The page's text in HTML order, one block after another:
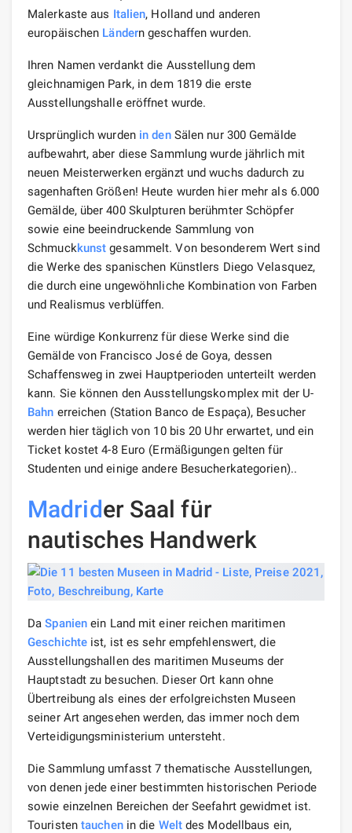
Malerkaste aus Italien, Holland und anderen
europäischen Ländern geschaffen wurden.
Ihren Namen verdankt die Ausstellung dem
gleichnamigen Park, in dem 1819 die erste
Ausstellungshalle eröffnet wurde.
Ursprünglich wurden in denSälen nur 300 Gemälde
aufbewahrt, aber diese Sammlung wurde jährlich mit
neuen Meisterwerken ergänzt und wuchs dadurch zu
sagenhaften Größen! Heute wurden hier mehr als 6.000
Gemälde, über 400 Skulpturen berühmter Schöpfer
sowie eine beeindruckende Sammlung von
Schmuckkunst gesammelt. Von besonderem Wert sind
die Werke des spanischen Künstlers Diego Velasquez,
die durch eine ungewöhnliche Kombination von Farben
und Realismus verblüffen.
Eine würdige Konkurrenz für diese Werke sind die
Gemälde von Francisco José de Goya, dessen
Schaffensweg in zwei Hauptperioden unterteilt werden
kann. Sie können den Ausstellungskomplex mit der U-
Bahn erreichen (Station Banco de Espaça), Besucher
werden hier täglich von 10 bis 20 Uhr erwartet, und ein
Ticket kostet 4-8 Euro (Ermäßigungen gelten für
Studenten und einige andere Besucherkategorien)..
Madrider Saal für
nautisches Handwerk
DaSpanien ein Land mit einer reichen maritimen
Geschichte ist, ist es sehr empfehlenswert, die
Ausstellungshallen des maritimen Museums der
Hauptstadt zu besuchen. Dieser Ort kann ohne
Übertreibung als eines der erfolgreichsten Museen
seiner Art angesehen werden, das immer noch dem
Verteidigungsministerium untersteht.
Die Sammlung umfasst 7 thematische Ausstellungen,
von denen jede einer bestimmten historischen Periode
sowie einzelnen Bereichen der Seefahrt gewidmet ist.
Touristen tauchenin die Weltdes Modellbaus ein,